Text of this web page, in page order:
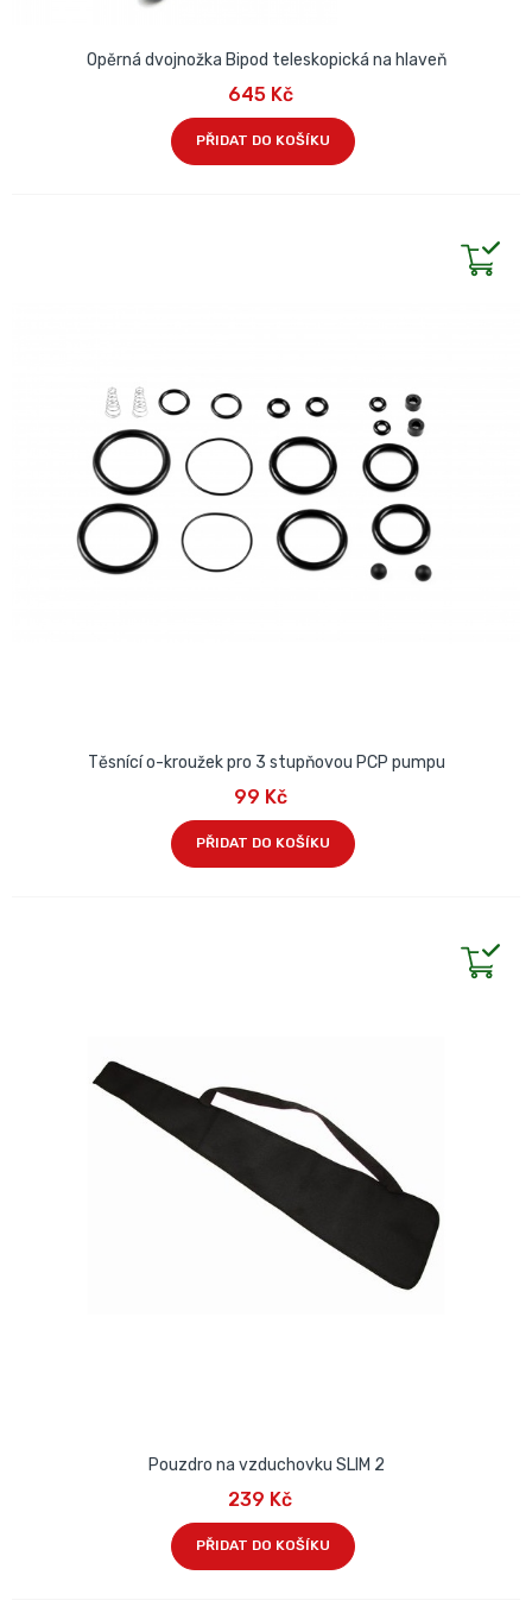
Opěrná dvojnožka Bipod teleskopická na hlaveň
645 Kč
PŘIDAT DO KOŠÍKU
Těsnící o-kroužek pro 3 stupňovou PCP pumpu
99 Kč
PŘIDAT DO KOŠÍKU
Pouzdro na vzduchovku SLIM 2
239 Kč
PŘIDAT DO KOŠÍKU